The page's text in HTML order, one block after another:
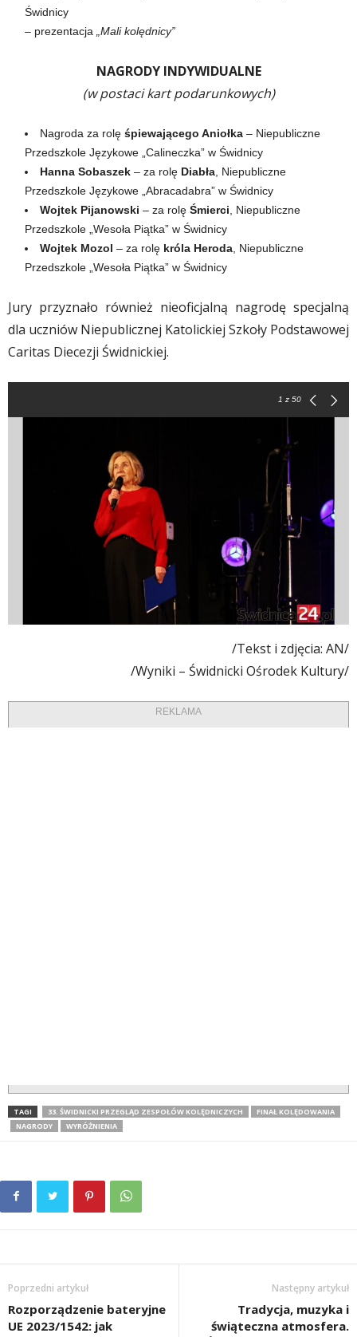
Świdnicy
– prezentacja
„Mali kolędnicy”
NAGRODY INDYWIDUALNE
(w postaci kart podarunkowych)
Nagroda za rolę śpiewającego Aniołka – Niepubliczne
Przedszkole Językowe „Calineczka” w Świdnicy
Hanna Sobaszek – za rolę Diabła , Niepubliczne
Przedszkole Językowe „Abracadabra” w Świdnicy
Wojtek Pijanowski – za rolę Śmierci , Niepubliczne
Przedszkole „Wesoła Piątka” w Świdnicy
Wojtek Mozol – za rolę króla Heroda , Niepubliczne
Przedszkole „Wesoła Piątka” w Świdnicy
Jury przyznało również nieoficjalną nagrodę specjalną
dla uczniów Niepublicznej Katolickiej Szkoły Podstawowej
Caritas Diecezji Świdnickiej.
1 z 50
/Tekst i zdjęcia: AN/
/Wyniki – Świdnicki Ośrodek Kultury/
REKLAMA
TAGI 33. ŚWIDNICKI PRZEGLĄD ZESPOŁÓW KOLĘDNICZYCH
FINAŁ KOLĘDOWANIA
NAGRODY
WYRÓŻNIENIA
Poprzedni artykuł
Rozporządzenie bateryjne
UE 2023/1542: jak
Następny artykuł
Tradycja, muzyka i
świąteczna atmosfera.